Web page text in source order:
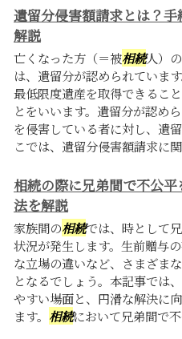
遺留分侵害額請求とは？
解説
亡くなった方（＝被相続人）
は、遺留分が認められています
最低限度遺産を取得できるこ
とをいいます。遺留分が認め
を侵害している者に対し、遺
こでは、遺留分侵害額請求に
相続の際に兄弟間で不公
法を解説
家族間の相続では、時として
状況が発生します。生前贈与
な立場の違いなど、さまざま
となるでしょう。本記事では、
やすい場面と、円滑な解決に
ます。 相続において兄弟間で